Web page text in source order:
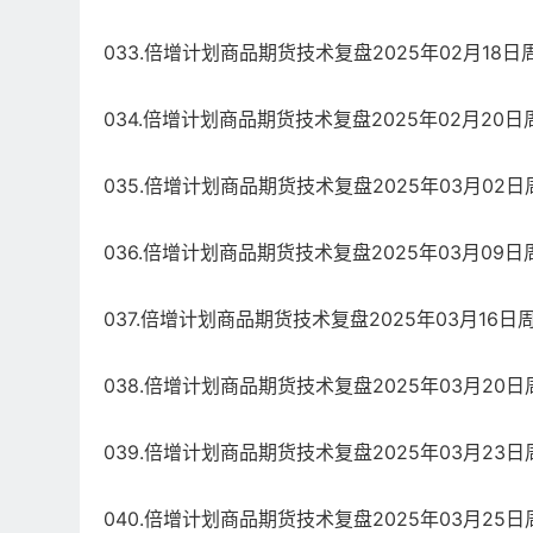
033.倍增计划商品期货技术复盘2025年02月18日
034.倍增计划商品期货技术复盘2025年02月20日
035.倍增计划商品期货技术复盘2025年03月02日
036.倍增计划商品期货技术复盘2025年03月09日
037.倍增计划商品期货技术复盘2025年03月16日
038.倍增计划商品期货技术复盘2025年03月20日
039.倍增计划商品期货技术复盘2025年03月23日
040.倍增计划商品期货技术复盘2025年03月25日